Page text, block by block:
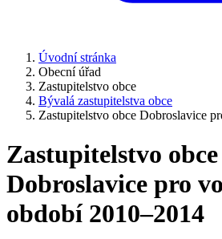
Úvodní stránka
Obecní úřad
Zastupitelstvo obce
Bývalá zastupitelstva obce
Zastupitelstvo obce Dobroslavice
Zastupitelstvo obce
Dobroslavice pro
období 2010–2014